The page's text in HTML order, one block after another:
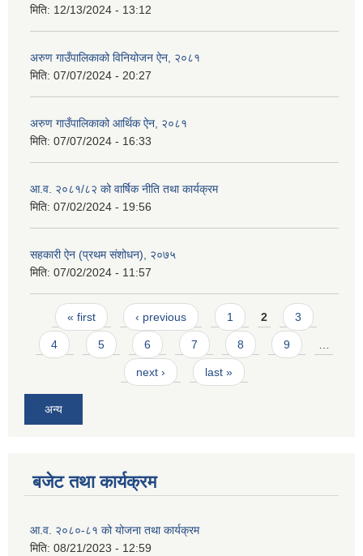
मिति: 12/13/2024 - 13:12
अरुण गाउँपालिकाको विनियोजन ऐन, २०८१
मिति: 07/07/2024 - 20:27
अरुण गाउँपालिकाको आर्थिक ऐन, २०८१
मिति: 07/07/2024 - 16:33
आ.व. २०८१/८२ को वार्षिक नीति तथा कार्यक्रम
मिति: 07/02/2024 - 19:56
सहकारी ऐन (प्रथम संशोधन), २०७५
मिति: 07/02/2024 - 11:57
Pages
« first ‹ previous 1 2 3
4 5 6 7 8 9
next › last »
अन्य
बजेट तथा कार्यक्रम
आ.व. २०८०-८१ को योजना तथा कार्यक्रम
मिति: 08/21/2023 - 12:59